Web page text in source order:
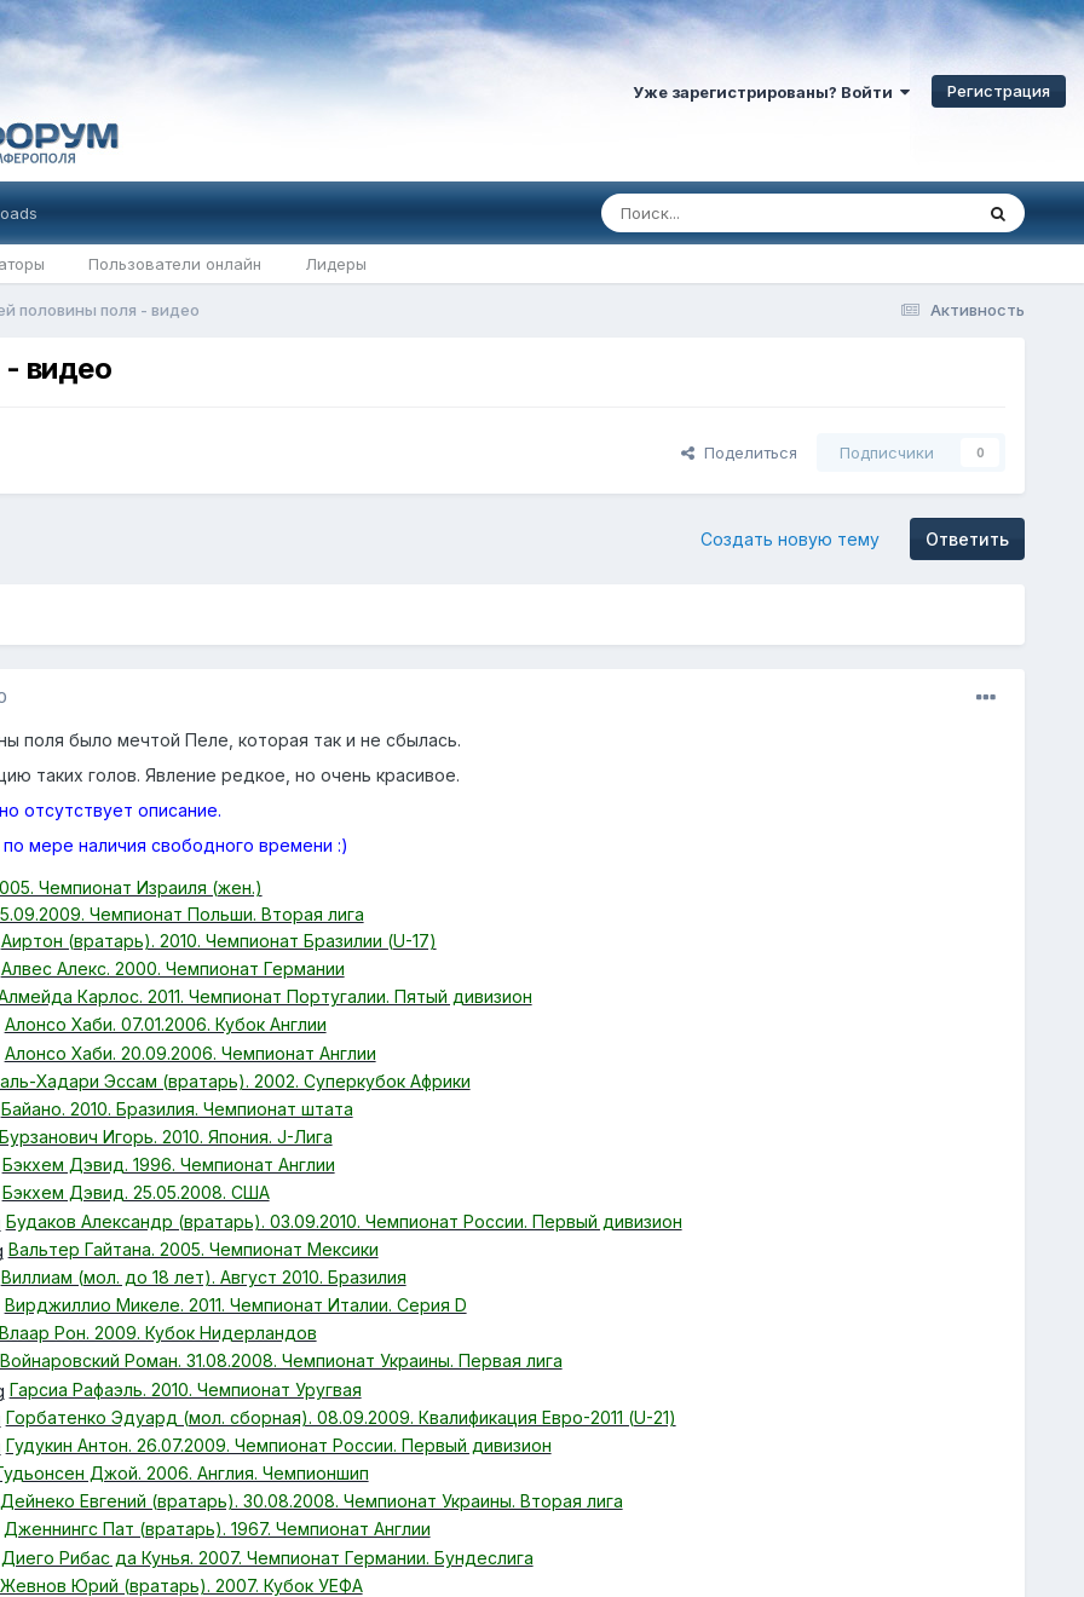
Уже зарегистрированы? Войти Регистрация
Пользователи онлайн Лидеры
Активность
половины поля - видео
видео
Поделиться Подписчики 0
Ответить
Создать новую тему
поля было мечтой Пеле, которая так и не сбылась.
таких голов. Явление редкое, но очень красивое.
отсутствует описание.
мере наличия свободного времени :)
Чемпионат Израиля (жен.)
Чемпионат Польши. Вторая лига
Аиртон (вратарь). 2010. Чемпионат Бразилии (U-17)
Алвес Алекс. 2000. Чемпионат Германии
Карлос. 2011. Чемпионат Португалии. Пятый дивизион
Алонсо Хаби. 07.01.2006. Кубок Англии
Алонсо Хаби. 20.09.2006. Чемпионат Англии
аль-Хадари Эссам (вратарь). 2002. Суперкубок Африки
Байано. 2010. Бразилия. Чемпионат штата
Игорь. 2010. Япония. J-Лига
Бэкхем Дэвид. 1996. Чемпионат Англии
Бэкхем Дэвид. 25.05.2008. США
Будаков Александр (вратарь). 03.09.2010. Чемпионат России. Первый дивизион
Вальтер Гайтана. 2005. Чемпионат Мексики
Виллиам (мол. до 18 лет). Август 2010. Бразилия
Вирджиллио Микеле. 2011. Чемпионат Италии. Серия D
Рон. 2009. Кубок Нидерландов
Войнаровский Роман. 31.08.2008. Чемпионат Украины. Первая лига
Гарсиа Рафаэль. 2010. Чемпионат Уругвая
Горбатенко Эдуард (мол. сборная). 08.09.2009. Квалификация Евро-2011 (U-21)
Гудукин Антон. 26.07.2009. Чемпионат России. Первый дивизион
Джой. 2006. Англия. Чемпионшип
Дейнеко Евгений (вратарь). 30.08.2008. Чемпионат Украины. Вторая лига
Дженнингс Пат (вратарь). 1967. Чемпионат Англии
Диего Рибас да Кунья. 2007. Чемпионат Германии. Бундеслига
Жевнов Юрий (вратарь). 2007. Кубок УЕФА